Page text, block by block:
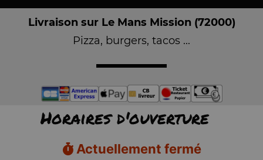
Livraison sur Le Mans Mission (72000)
Pizza, burgers, tacos ...
Horaires d'ouverture
Actuellement fermé